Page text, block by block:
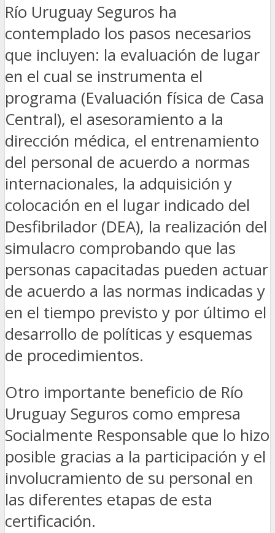
Río Uruguay Seguros ha
contemplado los pasos necesarios
que incluyen: la evaluación de lugar
en el cual se instrumenta el
programa (Evaluación física de Casa
Central), el asesoramiento a la
dirección médica, el entrenamiento
del personal de acuerdo a normas
internacionales, la adquisición y
colocación en el lugar indicado del
Desfibrilador (DEA), la realización del
simulacro comprobando que las
personas capacitadas pueden actuar
de acuerdo a las normas indicadas y
en el tiempo previsto y por último el
desarrollo de políticas y esquemas
de procedimientos.
Otro importante beneficio de Río
Uruguay Seguros como empresa
Socialmente Responsable que lo hizo
posible gracias a la participación y el
involucramiento de su personal en
las diferentes etapas de esta
certificación.